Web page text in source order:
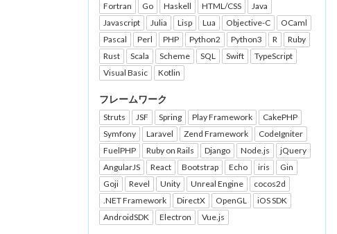
Fortran
Go Haskell HTML/CSS
Java
Javascript
Julia Lisp Lua Objective-C
OCaml
Pascal
Perl PHP Python2 Python3 R
Ruby
Rust
Scala Scheme SQL Swift
TypeScript
Visual Basic
Kotlin
フレームワーク
Struts JSF Spring Play Framework
CakePHP
Symfony
Laravel Zend Framework
CodeIgniter
FuelPHP
Ruby on Rails Django Node.js
jQuery
AngularJS
React Bootstrap Echo iris
Gin
Goji
Revel Unity Unreal Engine
cocos2d
.NET Framework
DirectX OpenGL
iOS SDK
AndroidSDK
Electron Vue.js